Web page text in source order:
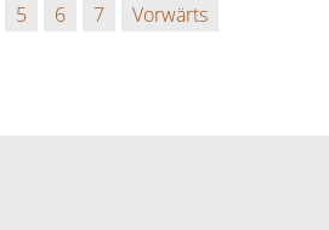
5 6 7
Vorwärts